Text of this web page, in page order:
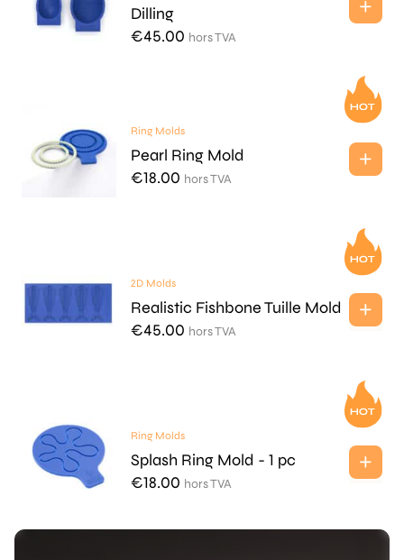
Dilling
€45.00 hors TVA
Ring Molds
Pearl Ring Mold
€18.00 hors TVA
2D Molds
Realistic Fishbone Tuille Mold
€45.00 hors TVA
Ring Molds
Splash Ring Mold - 1 pc
€18.00 hors TVA